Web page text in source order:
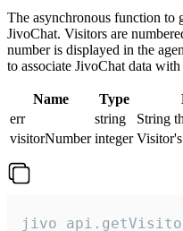
The asynchronous function to
JivoChat. Visitors are
number is displayed in the
to associate JivoChat data
Name Type
err
string
String
visitorNumber integer